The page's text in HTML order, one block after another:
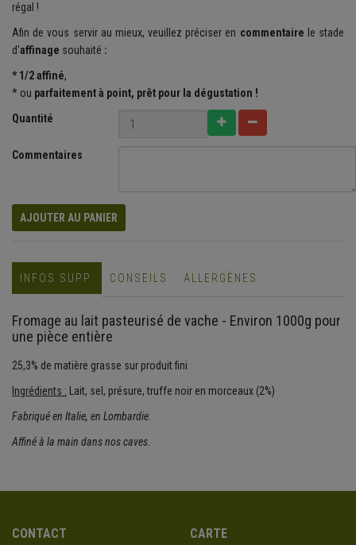
régal !
Afin de vous servir au mieux, veuillez préciser en commentaire le stade
d'affinage souhaité :
* 1/2 affiné,
* ou parfaitementà point, prêt pour la dégustation !
Quantité
Commentaires
AJOUTER AU PANIER
INFOS SUPP. CONSEILS ALLERGÈNES
Fromage au lait pasteurisé de vache - Environ 1000g pour
une pièce entière
25,3% de matière grasse sur produit fini
Ingrédients : Lait, sel, présure, truffe noir en morceaux (2%)
Fabriqué en Italie, en Lombardie.
Affiné à la main dans nos caves.
CONTACT CARTE